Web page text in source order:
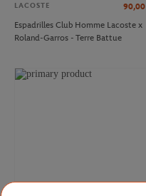
LACOSTE 90,00
Espadrilles Club Homme Lacoste x
Roland-Garros - Terre Battue